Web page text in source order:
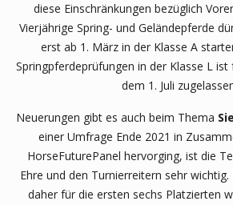
diese Einschränkungen bezüglich
Vierjährige Spring- und Geländepferde
erst ab 1. März in der Klasse A
Springpferdeprüfungen in der Klasse L
dem 1. Juli
Neuerungen gibt es auch beim Thema
einer Umfrage Ende 2021 in
HorseFuturePanel hervorging, ist die
Ehre und den Turnierreitern sehr
daher für die ersten sechs Platzierten